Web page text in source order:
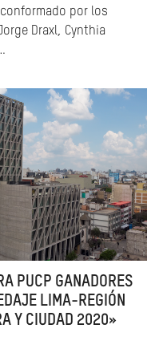
por los
Draxl, Cynthia
PUCP GANADORES
LIMA-REGIÓN
Y CIUDAD 2020»